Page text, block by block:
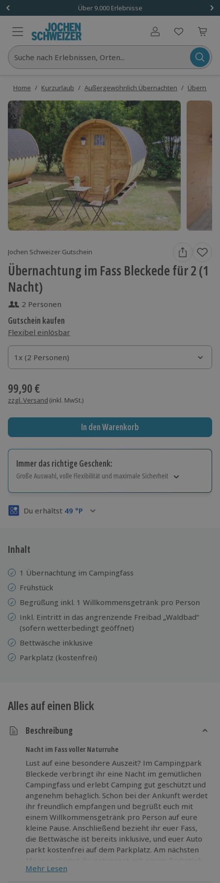
Über 9.000 Erlebnisse
Benutzerkonto
Suche nach Erlebnissen, Orten...
Home / Kurzurlaub / Außergewöhnlich Übernachten /
Jochen Schweizer Gutschein
Übernachtung im Fass Bleckede für 2 (1
Nacht)
2 Personen
Gutschein kaufen
Flexibel einlösbar
1x (2 Personen)
1x (2 Personen)
1x (2 Personen)
99,90 €
zzgl. Versand (inkl. MwSt.)
In den Warenkorb
Immer das richtige Geschenk:
Große Auswahl, volle Flexibilität und maximale Sicherheit
Volle Flexibilität
3 Jahre gültig & verlängerbar.
Du erhältst 49 °P
Inhalt
1 Übernachtung im Campingfass
Frühstück
Begrüßung inkl. 1 Willkommensgetränk pro Person
Inkl. Eintritt in das angrenzende Freibad „Waldbad“
(sofern wetterbedingt geöffnet)
Bettwäsche inklusive
Parkplatz (kostenfrei)
Alles auf einen Blick
Beschreibung
Nacht im Fass voller Naturruhe
Lust auf eine besondere Auszeit? Im Campingpark
Bleckede verbringt ihr eine Nacht im gemütlichen
Campingfass und erlebt Camping gut geschützt und
angenehm behaglich. Schon bei der Ankunft werdet
ihr freundlich empfangen und begrüßt euch mit
einem Willkommensgetränk pro Person auf eure
kleine Pause. Anschließend bezieht ihr euer Fass,
die Bettwäsche ist bereits inklusive, und euer Auto
parkt kostenfrei auf dem Parkplatz. Am nächsten
Morgen startet ihr entspannt mit einem Frühstück
in den Tag, während euch draußen Natur und Ruhe
Mehr Lesen